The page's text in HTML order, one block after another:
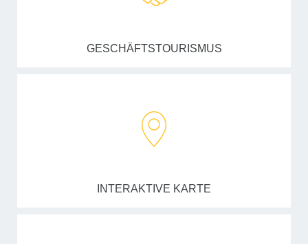
GESCHÄFTSTOURISMUS
INTERAKTIVE KARTE